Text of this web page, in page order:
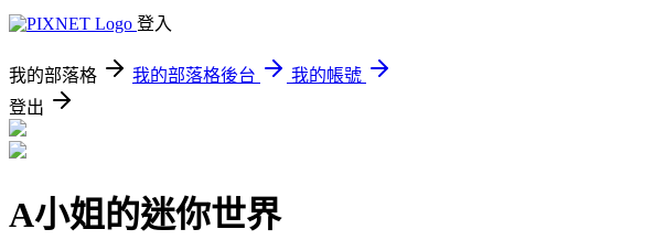
登入
我的部落格 我的部落格後台
我的帳號
登出
A小姐的迷你世界